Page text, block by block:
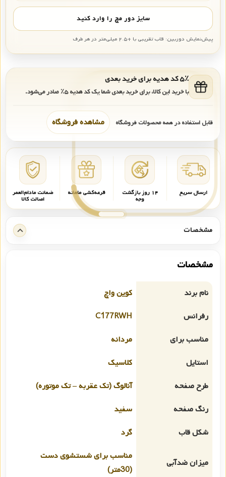
سایز دور مچ را وارد کنید
پیش‌نمایش دوربین: قاب تقریبی با +۲.۵ میلی‌متر در هر طرف
۵٪ کد هدیه برای خرید بعدی
با خرید این کالا، برای خرید بعدی شما یک کد هدیه۵٪ صادر می‌شود.
قابل استفاده در همه محصولات فروشگاه مشاهده فروشگاه
ارسال سریع ۱۴ روز بازگشت
وجه
قرعه‌کشی ماهانه ضمانت مادام‌العمر
اصالت کالا
مشخصات
مشخصات
نام برند
کوین واچ
رفرانس
C177RWH
مناسب برای
مردانه
استایل
کلاسیک
طرح صفحه
آنالوگ (تک عقربه – تک موتوره)
رنگ صفحه
سفید
شکل قاب
گرد
میزان ضدآبی
مناسب برای شستشوی دست
(30متر)